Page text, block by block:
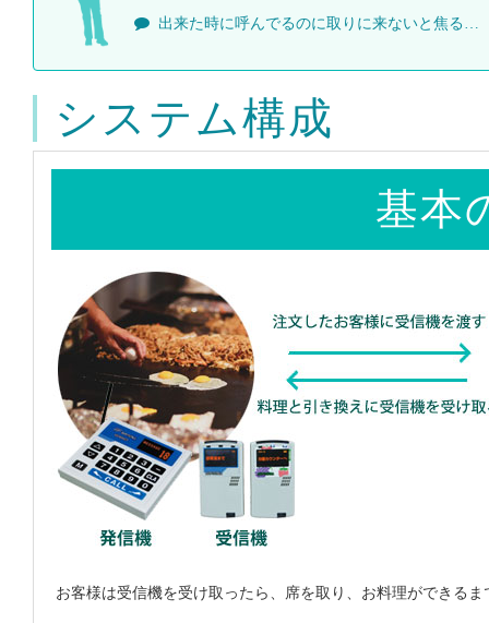
出来た時に呼んでるのに取りに来ないと焦る…
システム構成
基本
お客様は受信機を受け取ったら、席を取り、お料理ができる